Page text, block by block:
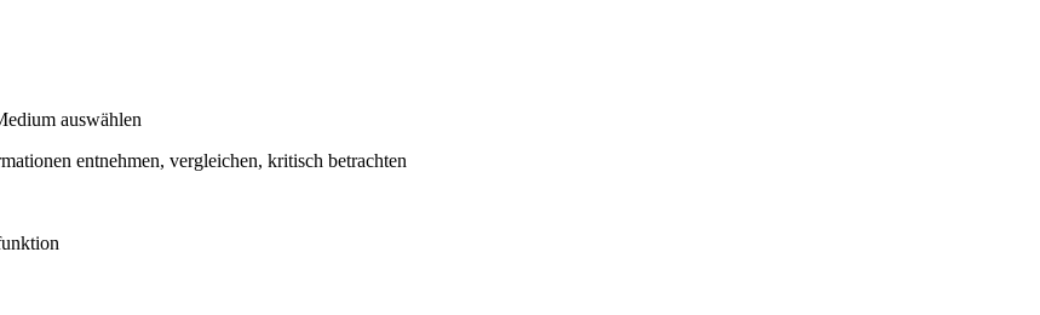
auswählen
entnehmen, vergleichen, kritisch betrachten